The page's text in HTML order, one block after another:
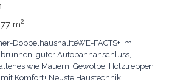
77 m2
DoppelhaushälfteWE-FACTS+ Im
guter Autobahnanschluss,
wie Mauern, Gewölbe, Holztreppen
Komfort+ Neuste Haustechnik